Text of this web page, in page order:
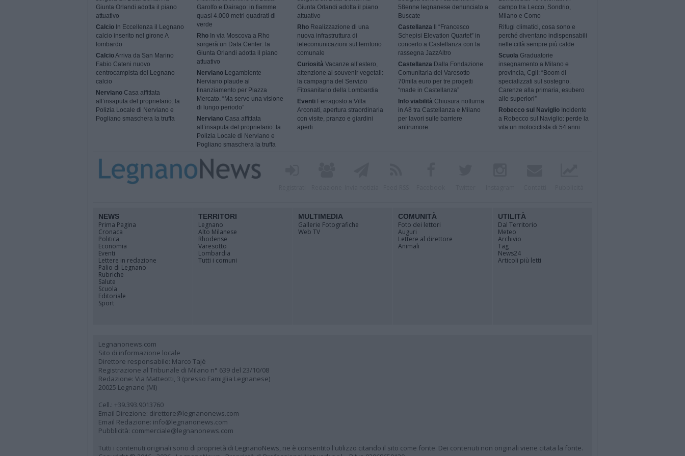
Giunta Orlandi adotta il piano
attuativo
Calcio In Eccellenza il Legnano
calcio inserito nel girone A
lombardo
CalcioArriva da San Marino
Fabio Cateni nuovo
centrocampista del Legnano
calcio
Nerviano Casa affittata
all’insaputa del proprietario: la
Polizia Locale di Nerviano e
Pogliano smaschera la truffa
Garolfo e Dairago: in fiamme
quasi 4.000 metri quadrati di
verde
RhoIn via Moscova a Rho
sorgerà un Data Center: la
Giunta Orlandi adotta il piano
attuativo
NervianoLegambiente
Nerviano plaude al
finanziamento per Piazza
Mercato. “Ma serve una visione
di lungo periodo”
NervianoCasa affittata
all’insaputa del proprietario: la
Polizia Locale di Nerviano e
Pogliano smaschera la truffa
Giunta Orlandi adotta il piano
attuativo
Rho Realizzazione di una
nuova infrastruttura di
telecomunicazioni sul territorio
comunale
Curiosità Vacanze all’estero,
attenzione ai souvenir vegetali:
la campagna del Servizio
Fitosanitario della Lombardia
Eventi Ferragosto a Villa
Arconati, apertura straordinaria
con visite, pranzo e giardini
aperti
58enne legnanese denunciato a
Buscate
CastellanzaIl “Francesco
Schepisi Elevation Quartet” in
concerto a Castellanza con la
rassegna JazzAltro
CastellanzaDalla Fondazione
Comunitaria del Varesotto
70mila euro per tre progetti
“made in Castellanza”
Info viabilitàChiusura notturna
in A8 tra Castellanza e Milano
per lavori sulle barriere
antirumore
campo tra Lecco, Sondrio,
Milano e Como
Rifugi climatici, cosa sono e
perché diventano indispensabili
nelle città sempre più calde
Scuola Graduatorie
insegnamento a Milano e
provincia, Cgil: “Boom di
specializzati sul sostegno.
Carenze alla primaria, esubero
alle superiori”
Robecco sul Naviglio Incidente
a Robecco sul Naviglio: perde la
vita un motociclista di 54 anni
NEWS
Prima Pagina
Cronaca
Politica
Economia
Eventi
Lettere in redazione
Palio di Legnano
Rubriche
Salute
Scuola
Editoriale
Sport
TERRITORI
Legnano
Alto Milanese
Rhodense
Varesotto
Lombardia
Tutti i comuni
MULTIMEDIA
Gallerie Fotografiche
Web TV
COMUNITÀ
Foto dei lettori
Auguri
Lettere al direttore
Animali
UTILITÀ
Dal Territorio
Meteo
Archivio
Tag
News24
Articoli più letti
Legnanonews.com
Sito di informazione locale
Direttore responsabile: Marco Tajè
Registrazione al Tribunale di Milano n° 639 del 23/10/08
Redazione: Via Matteotti, 3 (presso Famiglia Legnanese)
20025 Legnano (MI)
Cell.: +39.393.9013760
Email Direzione: direttore@legnanonews.com
Email Redazione: info@legnanonews.com
Pubblicità: commerciale@legnanonews.com
Tutti i contenuti originali sono di proprietà di LegnanoNews, ne è consentito l'utilizzo citando il sito come fonte. Dei contenuti non originali viene citata la fonte.